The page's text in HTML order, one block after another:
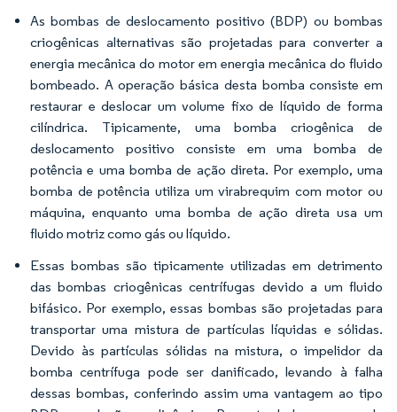
As bombas de deslocamento positivo (BDP) ou bombas
criogênicas alternativas são projetadas para converter a
energia mecânica do motor em energia mecânica do fluido
bombeado. A operação básica desta bomba consiste em
restaurar e deslocar um volume fixo de líquido de forma
cilíndrica. Tipicamente, uma bomba criogênica de
deslocamento positivo consiste em uma bomba de
potência e uma bomba de ação direta. Por exemplo, uma
bomba de potência utiliza um virabrequim com motor ou
máquina, enquanto uma bomba de ação direta usa um
fluido motriz como gás ou líquido.
Essas bombas são tipicamente utilizadas em detrimento
das bombas criogênicas centrífugas devido a um fluido
bifásico. Por exemplo, essas bombas são projetadas para
transportar uma mistura de partículas líquidas e sólidas.
Devido às partículas sólidas na mistura, o impelidor da
bomba centrífuga pode ser danificado, levando à falha
dessas bombas, conferindo assim uma vantagem ao tipo